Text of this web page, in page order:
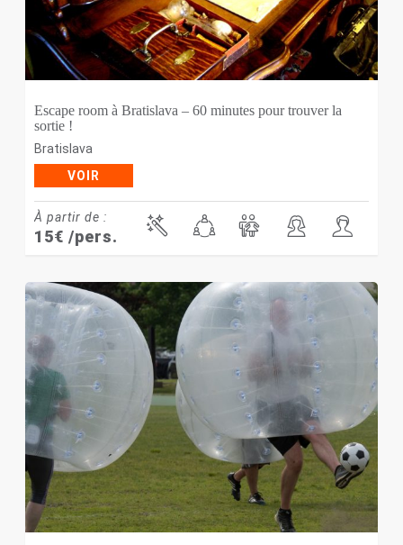
Escape room à Bratislava – 60 minutes pour trouver la
sortie !
Bratislava
VOIR
À partir de :
15€ /pers.